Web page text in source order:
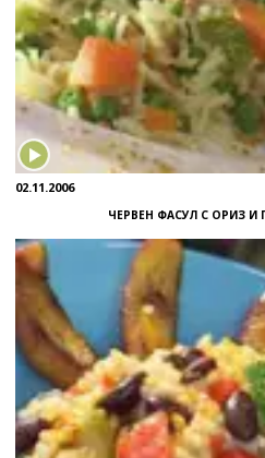
02.11.2006
ЧЕРВЕН ФАСУЛ С ОРИЗ И